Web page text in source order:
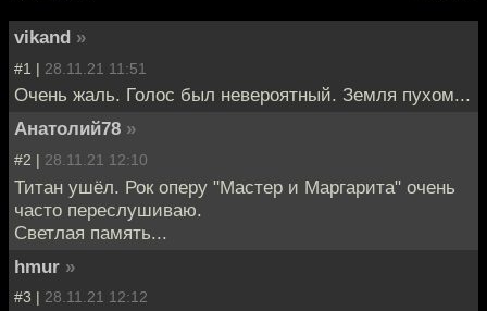
vikand »
#1 | 28.11.21 11:51
Очень жаль. Голос был невероятный. Земля пухом...
Анатолий78 »
#2 | 28.11.21 12:10
Титан ушёл. Рок оперу "Мастер и Маргарита" очень
часто переслушиваю.
Светлая память...
hmur »
#3 | 28.11.21 12:12